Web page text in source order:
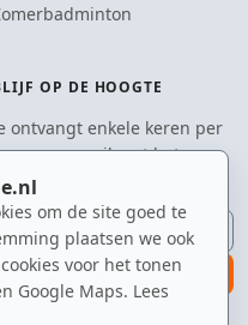
om de site goed te
plaatsen we ook
voor het tonen
Google Maps. Lees
OP DE HOOGTE
ontvangt enkele keren per
een e-mail met het
badmintonnieuws.
mailadres
aanmelden